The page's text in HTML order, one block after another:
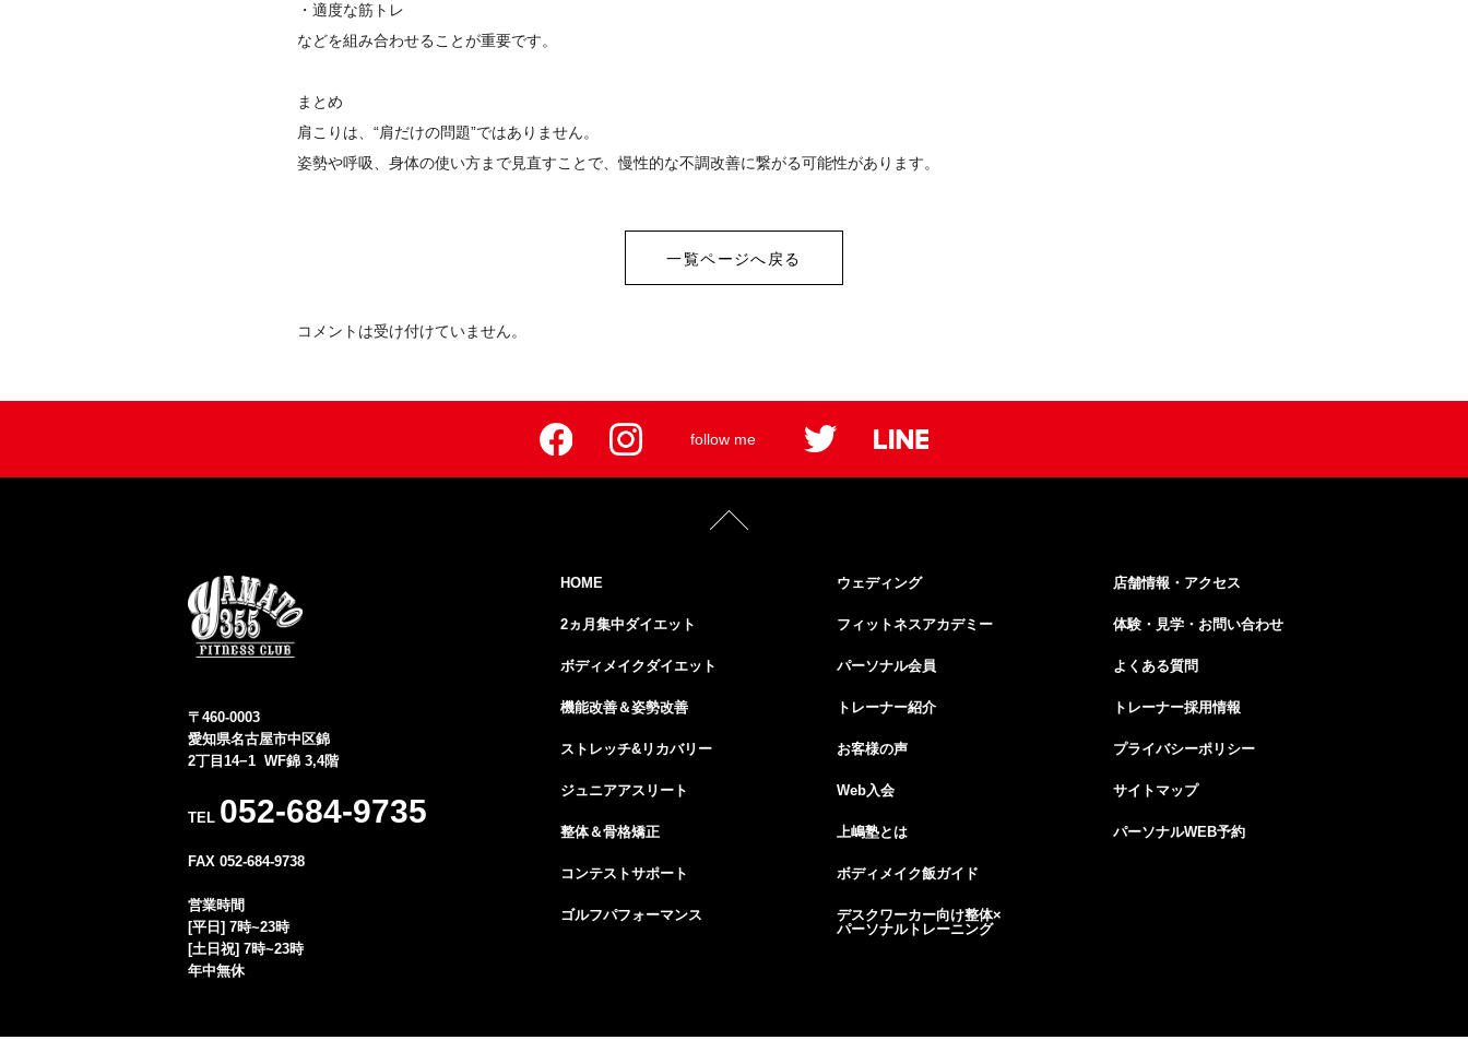
・適度な筋トレ
などを組み合わせることが重要です。
まとめ
肩こりは、“肩だけの問題”ではありません。
姿勢や呼吸、身体の使い方まで見直すことで、慢性的な不調改善に繋がる可能性があります。
一覧ページへ戻る
コメントは受け付けていません。
follow me
〒460-0003
愛知県名古屋市中区錦
2丁目14−1 WF錦 3,4階
TEL 052-684-9735
FAX 052-684-9738
営業時間
[平日] 7時~23時
[土日祝] 7時~23時
年中無休
HOME
2ヵ月集中ダイエット
ボディメイクダイエット
機能改善＆姿勢改善
ストレッチ&リカバリー
ジュニアアスリート
整体＆骨格矯正
コンテストサポート
ゴルフパフォーマンス
ウェディング
フィットネスアカデミー
パーソナル会員
トレーナー紹介
お客様の声
Web入会
上嶋塾とは
ボディメイク飯ガイド
デスクワーカー向け整体×
パーソナルトレーニング
店舗情報・アクセス
体験・見学・お問い合わせ
よくある質問
トレーナー採用情報
プライバシーポリシー
サイトマップ
パーソナルWEB予約